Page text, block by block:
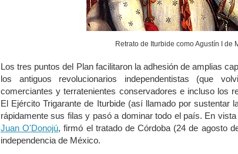
Retrato de Iturbide como Agustín I de
Los tres puntos del Plan facilitaron la adhesión de amplias
los antiguos revolucionarios independentistas (que
comerciantes y terratenientes conservadores e incluso los
El Ejército Trigarante de Iturbide (así llamado por sustentar
rápidamente sus filas y pasó a dominar todo el país. En
Juan O'Donojú, firmó el tratado de Córdoba (24 de agosto
independencia de México.